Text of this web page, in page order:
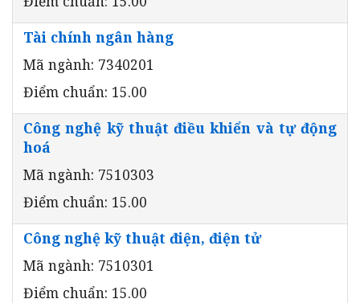
Tài chính ngân hàng
Mã ngành: 7340201
Điểm chuẩn: 15.00
Công nghệ kỹ thuật điều khiển và tự động
hoá
Mã ngành: 7510303
Điểm chuẩn: 15.00
Công nghệ kỹ thuật điện, điện tử
Mã ngành: 7510301
Điểm chuẩn: 15.00